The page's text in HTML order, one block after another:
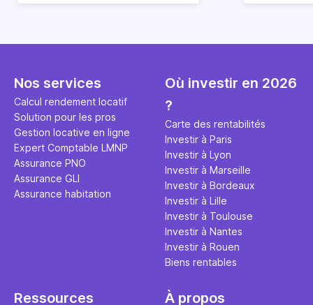
prévoir ? Les différentes
conditions à remplir ?
règles du
Nos services
Calcul rendement locatif
Solution pour les pros
Gestion locative en ligne
Expert Comptable LMNP
Assurance PNO
Assurance GLI
Assurance habitation
Où investir en 2026
?
Carte des rentabilités
Investir à Paris
Investir à Lyon
Investir à Marseille
Investir à Bordeaux
Investir à Lille
Investir à Toulouse
Investir à Nantes
Investir à Rouen
Biens rentables
Ressources À propos